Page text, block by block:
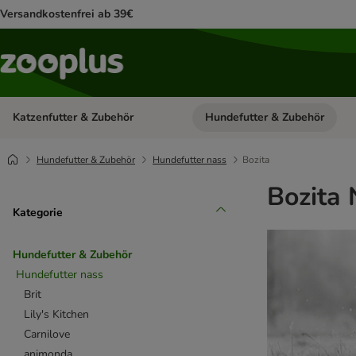
Versandkostenfrei ab 39€
Katzenfutter & Zubehör Kategorie-Menü öffnen:
Hundefutter & Zubehör
Hundefutter & Zubehör Hundefutter nass Bozita
Kategorie
Hundefutter & Zubehör
Hundefutter nass
Brit
Lily's Kitchen
Carnilove
Bozita